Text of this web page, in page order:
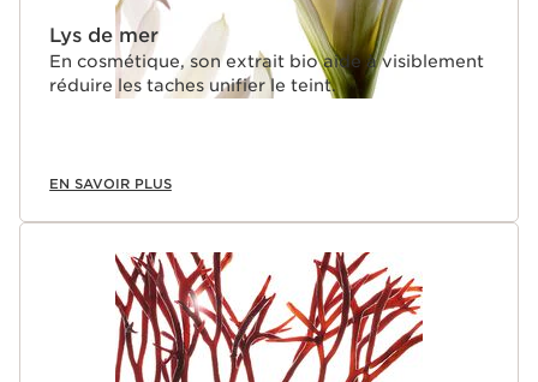
Lys de mer
En cosmétique, son extrait bio aide à visiblement
réduire les taches unifier le teint.
EN SAVOIR PLUS